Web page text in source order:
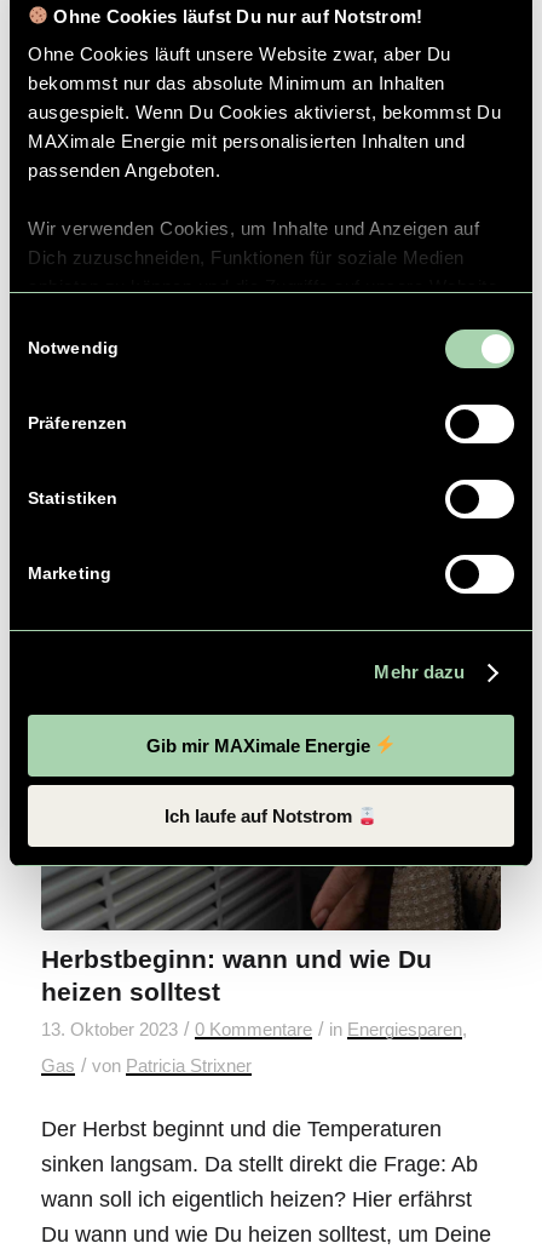
Ohne Cookies läufst Du nur auf Notstrom!
Ohne Cookies läuft unsere Website zwar, aber Du
bekommst nur das absolute Minimum an Inhalten
ausgespielt. Wenn Du Cookies aktivierst, bekommst Du
MAXimale Energie mit personalisierten Inhalten und
passenden Angeboten.
Wir verwenden Cookies, um Inhalte und Anzeigen auf
Dich zuzuschneiden, Funktionen für soziale Medien
Deiner Verwendung unserer Website an unsere Partner
für soziale Medien, Werbung und Analysen weiter. Diese
verbinden, die Du ihnen bereitgestellt hast oder die sie
Notwendig
Präferenzen
Statistiken
Marketing
Mehr dazu
Gib mir MAXimale Energie
Ich laufe auf Notstrom
Richtig die Heizung entlüften: So
Energiesparen,
Doch viele kennen es: Sie wird nicht richtig
Wärmeverteilung. Da hilft nur entlüften und wir
Herbstbeginn: wann und wie Du
heizen solltest
13. Oktober 2023 / 0 Kommentare / in Energiesparen,
Gas / von Patricia Strixner
Der Herbst beginnt und die Temperaturen
sinken langsam. Da stellt direkt die Frage: Ab
wann soll ich eigentlich heizen? Hier erfährst
Du wann und wie Du heizen solltest, um Deine